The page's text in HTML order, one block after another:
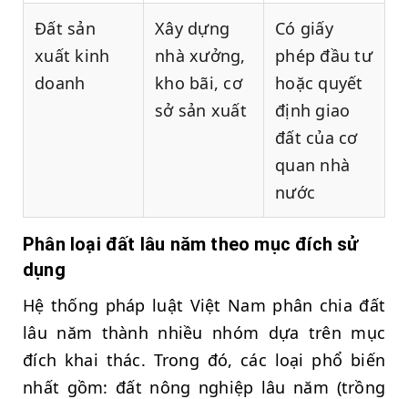
Đất sản
xuất kinh
doanh
Xây dựng
nhà xưởng,
kho bãi, cơ
sở sản xuất
Có giấy
phép đầu tư
hoặc quyết
định giao
đất của cơ
quan nhà
nước
Phân loại đất lâu năm theo mục đích sử
dụng
Hệ thống pháp luật Việt Nam phân chia đất
lâu năm thành nhiều nhóm dựa trên mục
đích khai thác. Trong đó, các loại phổ biến
nhất gồm: đất nông nghiệp lâu năm (trồng